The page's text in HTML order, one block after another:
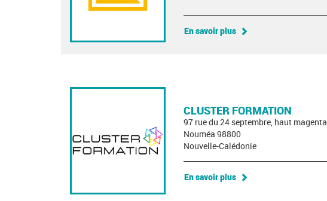
En savoir plus
CLUSTER FORMATION
97 rue du 24 septembre, haut magenta
Nouméa 98800
Nouvelle-Calédonie
En savoir plus